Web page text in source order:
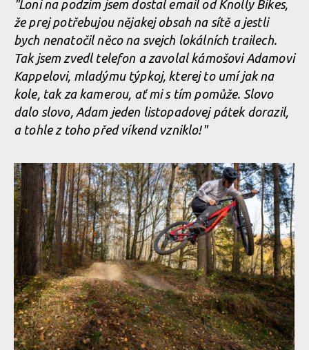
"Loni na podzim jsem dostal email od Knolly Bikes,
že prej potřebujou nějakej obsah na sítě a jestli
bych nenatočil něco na svejch lokálních trailech.
Tak jsem zvedl telefon a zavolal kámošovi Adamovi
Kappelovi, mladýmu týpkoj, kterej to umí jak na
kole, tak za kamerou, ať mi s tím pomůže. Slovo
dalo slovo, Adam jeden listopadovej pátek dorazil,
a tohle z toho před víkend vzniklo!"